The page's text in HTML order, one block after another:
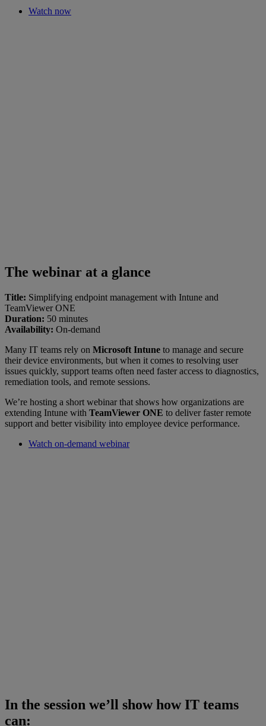
Watch now
The webinar at a glance
Title: Simplifying endpoint management with Intune and
TeamViewer ONE
Duration: 50 minutes
Availability: On-demand
Many IT teams rely on Microsoft Intune to manage and secure
their device environments, but when it comes to resolving user
issues quickly, support teams often need faster access to diagnostics,
remediation tools, and remote sessions.
We’re hosting a short webinar that shows how organizations are
extending Intune with TeamViewer ONE to deliver faster remote
support and better visibility into employee device performance.
Watch on-demand webinar
In the session we’ll show how IT teams
can: